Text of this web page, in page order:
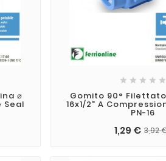
feb
Ferri
e consigli
Impianto di
del prato:
degli
prato bello è
corretto
⌀
Seal
    
Gomito 90°
16x1/2" A
PN-16
1,29 € 3,92